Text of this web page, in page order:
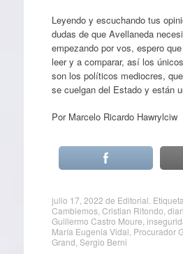
Leyendo y escuchando tus
dudas de que Avellaneda
empezando por vos, espero
leer y a comparar, así los
son los políticos mediocres,
se cuelgan del Estado y están
Por Marcelo Ricardo Hawrylciw
julio 17, 2022 de Editorial .
Cambiemos, Cristian Ritondo
Guillermo Castro Moure
María Eugenia Vidal Procurador
Grand Sergio Berni